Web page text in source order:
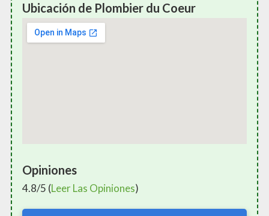
Ubicación de Plombier du Coeur
Opiniones
4.8/5 (Leer Las Opiniones)